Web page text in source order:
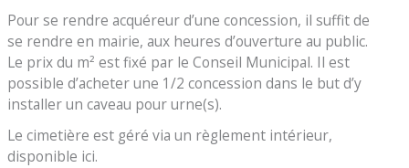
Pour se rendre acquéreur d’une concession, il suffit de
se rendre en mairie, aux heures d’ouverture au public.
Le prix du m² est fixé par le Conseil Municipal. Il est
possible d’acheter une 1/2 concession dans le but d’y
installer un caveau pour urne(s).
Le cimetière est géré via un règlement intérieur,
disponible ici.